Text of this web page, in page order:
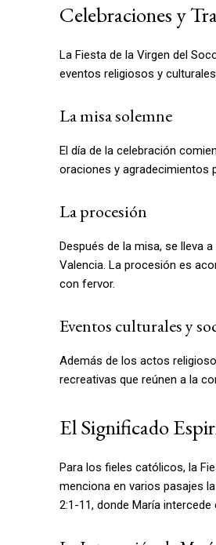
Celebraciones y
La Fiesta de la Virgen del
eventos religiosos y
La misa solemne
El día de la celebración
oraciones y agradecimientos
La procesión
Después de la misa, se lleva
Valencia. La procesión es
con fervor.
Eventos culturales y
Además de los actos
recreativas que reúnen a la
El Significado
Para los fieles católicos, la
menciona en varios pasajes
2:1-11, donde María intercede